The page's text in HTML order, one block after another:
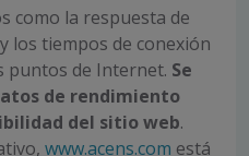
como la respuesta de
los tiempos de conexión
puntos de Internet. Se
de rendimiento
del sitio web.
www.acens.com está